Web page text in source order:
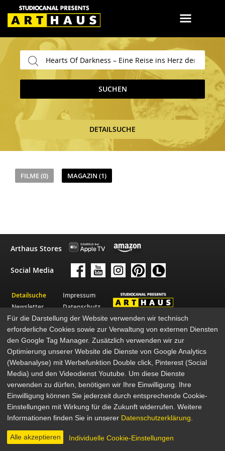
SUCHEN
DETAILSUCHE
FILME (0) MAGAZIN (1)
Arthaus Stores
Social Media
Detailsuche
Newsletter
Über Arthaus
Presse
Impressum
Datenschutz
AGB
© 2026 STUDIOCANAL GmbH
Für die Darstellung der Website verwenden wir technisch
erforderliche Cookies sowie zur Verwaltung von externen Diensten
den Google Tag Manager. Zusätzlich verwenden wir zur
Optimierung unserer Website die Dienste von Google Analytics
(Webanalyse) mit Werbefunktion Double click, Pinterest (Social
Media) und den Videodienst Youtube. Um diese Dienste
verwenden zu dürfen, benötigen wir Ihre Einwilligung. Ihre
Einwilligung können Sie jederzeit durch entsprechende Cookie-
Einstellungen mit Wirkung für die Zukunft widerrufen. Weitere
Informationen finden Sie in unserer Datenschutzerklärung
Alle akzeptieren Individuelle Cookie-Einstellungen